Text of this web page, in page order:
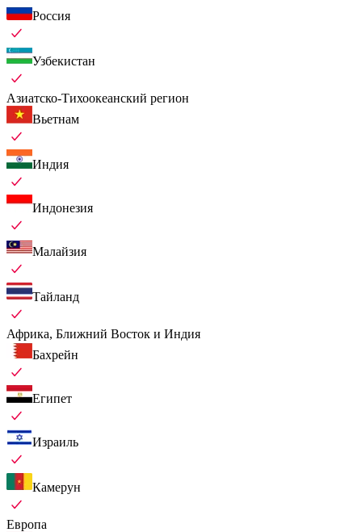
Россия
Узбекистан
Азиатско-Тихоокеанский регион
Вьетнам
Индия
Индонезия
Малайзия
Тайланд
Африка, Ближний Восток и Индия
Бахрейн
Египет
Израиль
Камерун
Европа